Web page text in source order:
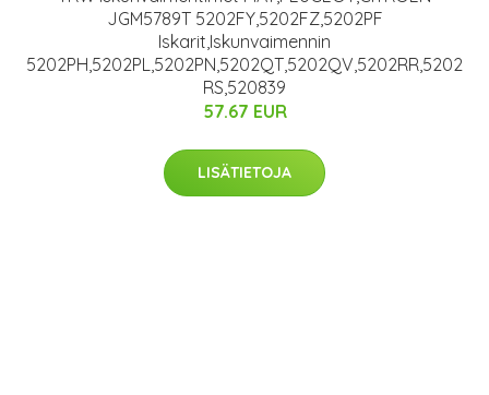
JGM5789T 5202FY,5202FZ,5202PF
Iskarit,Iskunvaimennin
5202PH,5202PL,5202PN,5202QT,5202QV,5202RR,5202
RS,520839
57.67 EUR
LISÄTIETOJA